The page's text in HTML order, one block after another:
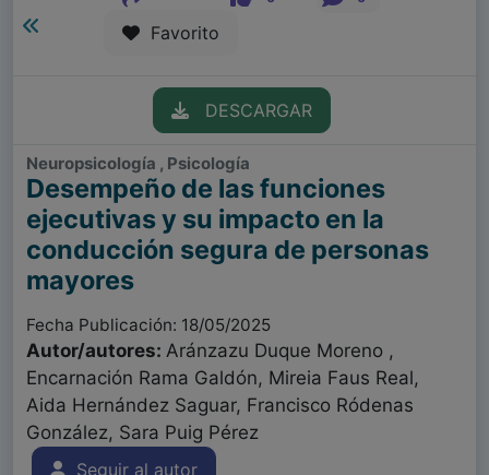
Favorito
DESCARGAR
Neuropsicología , Psicología
Desempeño de las funciones
ejecutivas y su impacto en la
conducción segura de personas
mayores
Fecha Publicación: 18/05/2025
Autor/autores: Aránzazu Duque Moreno ,
Encarnación Rama Galdón, Mireia Faus Real,
Aida Hernández Saguar, Francisco Ródenas
González, Sara Puig Pérez
Seguir al autor